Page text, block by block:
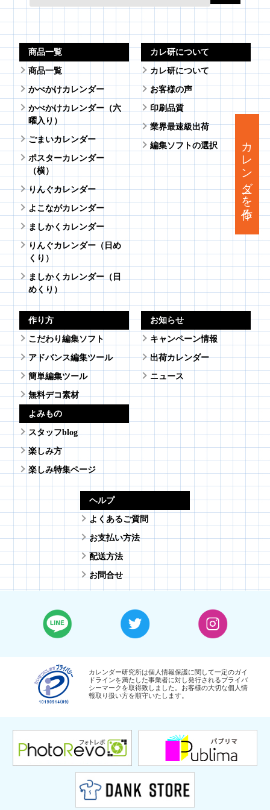
カレンダーを作る
商品一覧
商品一覧
かべかけカレンダー
かべかけカレンダー（六
曜入り）
ごまいカレンダー
ポスターカレンダー
（横）
りんぐカレンダー
よこながカレンダー
ましかくカレンダー
りんぐカレンダー（日め
くり）
ましかくカレンダー（日
めくり）
カレ研について
カレ研について
お客様の声
印刷品質
業界最速級出荷
編集ソフトの選択
作り方
こだわり編集ソフト
アドバンス編集ツール
簡単編集ツール
無料デコ素材
よみもの
スタッフblog
楽しみ方
楽しみ特集ページ
お知らせ
キャンペーン情報
出荷カレンダー
ニュース
ヘルプ
よくあるご質問
お支払い方法
配送方法
お問合せ
カレンダー研究所は個人情報保護に関して一定のガイ
ドラインを満たした事業者に対し発行されるプライバ
シーマークを取得致しました。お客様の大切な個人情
報取り扱い方を順守いたします。